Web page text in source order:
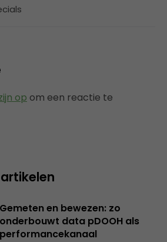
op om een reactie te
Gemeten en bewezen: zo
onderbouwt data pDOOH als
performancekanaal